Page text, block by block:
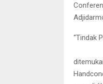
“Tindak